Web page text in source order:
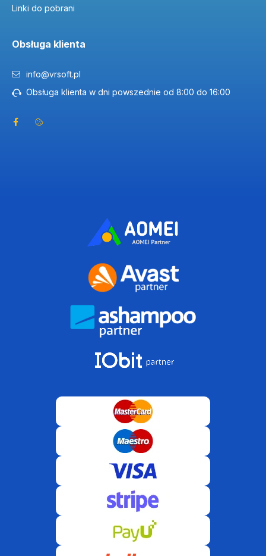
Linki do pobrani
Obsługa klienta
info@vrsoft.pl
Obsługa klienta w dni powszednie od 8:00 do 16:00